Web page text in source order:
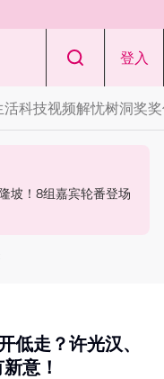
登入
活科技视频解忧树洞奖
巡演 吉隆坡站》
坡！8组嘉宾轮番登场
人？” 男友欠RM10
低走？许光汉、
意！